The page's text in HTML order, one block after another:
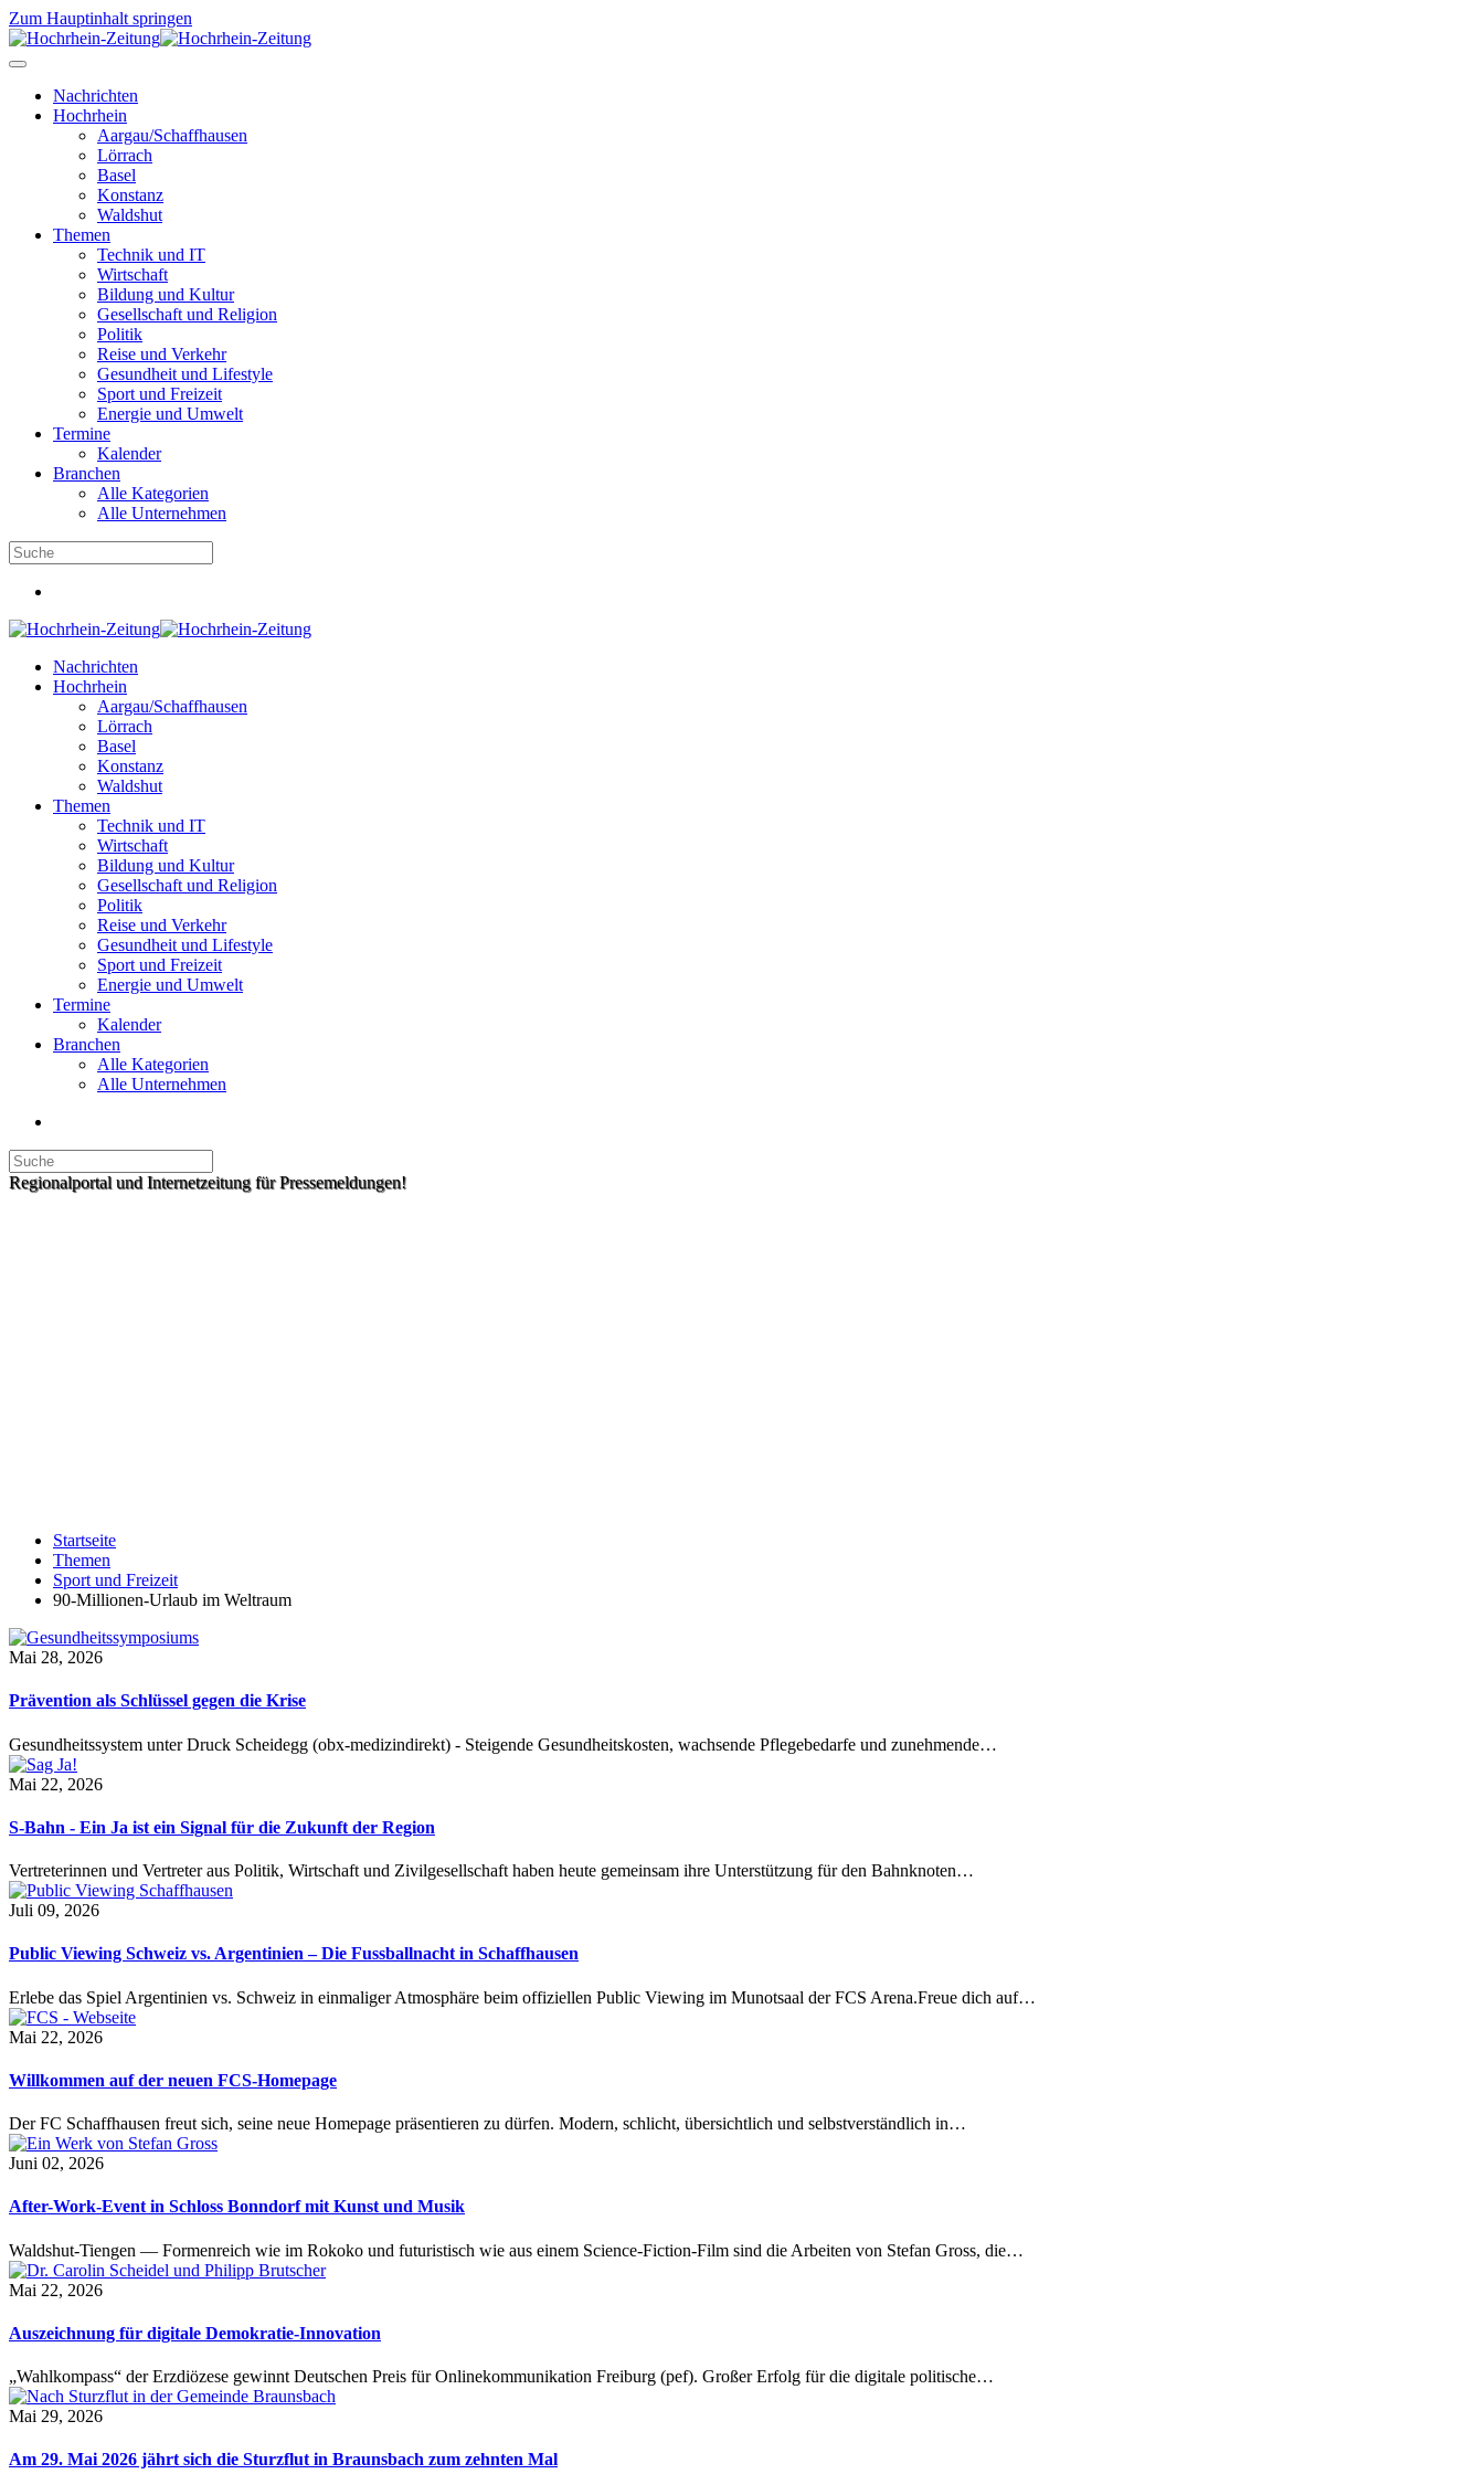
Zum Hauptinhalt springen
Nachrichten
Hochrhein
Aargau/Schaffhausen
Lörrach
Basel
Konstanz
Waldshut
Themen
Technik und IT
Wirtschaft
Bildung und Kultur
Gesellschaft und Religion
Politik
Reise und Verkehr
Gesundheit und Lifestyle
Sport und Freizeit
Energie und Umwelt
Termine
Kalender
Branchen
Alle Kategorien
Alle Unternehmen
Nachrichten
Hochrhein
Aargau/Schaffhausen
Lörrach
Basel
Konstanz
Waldshut
Themen
Technik und IT
Wirtschaft
Bildung und Kultur
Gesellschaft und Religion
Politik
Reise und Verkehr
Gesundheit und Lifestyle
Sport und Freizeit
Energie und Umwelt
Termine
Kalender
Branchen
Alle Kategorien
Alle Unternehmen
Regionalportal und Internetzeitung für Pressemeldungen!
Startseite
Themen
Sport und Freizeit
90-Millionen-Urlaub im Weltraum
Mai 28, 2026
Prävention als Schlüssel gegen die Krise
Gesundheitssystem unter Druck Scheidegg (obx-medizindirekt) - Steigende Gesundheitskosten, wachsende Pflegebedarfe und zunehmende…
Mai 22, 2026
S-Bahn - Ein Ja ist ein Signal für die Zukunft der Region
Vertreterinnen und Vertreter aus Politik, Wirtschaft und Zivilgesellschaft haben heute gemeinsam ihre Unterstützung für den Bahnknoten…
Juli 09, 2026
Public Viewing Schweiz vs. Argentinien – Die Fussballnacht in Schaffhausen
Erlebe das Spiel Argentinien vs. Schweiz in einmaliger Atmosphäre beim offiziellen Public Viewing im Munotsaal der FCS Arena.Freue dich auf…
Mai 22, 2026
Willkommen auf der neuen FCS-Homepage
Der FC Schaffhausen freut sich, seine neue Homepage präsentieren zu dürfen. Modern, schlicht, übersichtlich und selbstverständlich in…
Juni 02, 2026
After-Work-Event in Schloss Bonndorf mit Kunst und Musik
Waldshut-Tiengen — Formenreich wie im Rokoko und futuristisch wie aus einem Science-Fiction-Film sind die Arbeiten von Stefan Gross, die…
Mai 22, 2026
Auszeichnung für digitale Demokratie-Innovation
„Wahlkompass“ der Erzdiözese gewinnt Deutschen Preis für Onlinekommunikation Freiburg (pef). Großer Erfolg für die digitale politische…
Mai 29, 2026
Am 29. Mai 2026 jährt sich die Sturzflut in Braunsbach zum zehnten Mal